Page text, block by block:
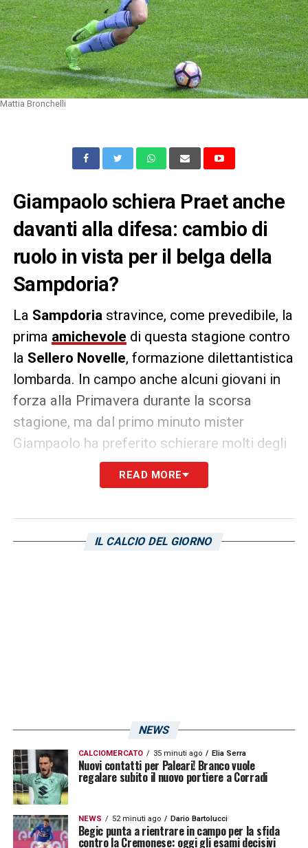
Mattia Bronchelli
Giampaolo schiera Praet anche
davanti alla difesa: cambio di
ruolo in vista per il belga della
Sampdoria?
La Sampdoriastravince, come prevedibile, la
prima amichevole di questa stagione contro
la Sellero Novelle, formazione dilettantistica
lombarda. In campo anche alcuni giovani in
forza alla Primavera durante la scorsa
stagione, ma dal primo minuto mister
Giampaolo ha preferito schierare molti degli
uomini che gli hanno assicurato il decimo
posto alla fine dell’ultimo campionato: con
fra Barreto ePraetè stato Leonardo
come mezzala. Ieri per lui un nuovo ruolo,
che potrebbe anche lasciar presagirenuove
idee tattiche
breve: seppur senza alternative, Giampaolo
READ MORE
IL CALCIO DEL GIORNO
NEWS
CALCIOMERCATO 35 minuti ago Elia Serra
Nuovi contatti per Paleari! Branco vuole
regalare subito il nuovo portiere a Corradi
NEWS 52 minuti ago Dario Bartolucci
Begic punta a rientrare in campo per la sfida
contro la Cremonese: oggi gli esami decisivi